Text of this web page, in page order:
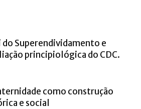
do Superendividamento e
principiológica do CDC.
como construção
e social